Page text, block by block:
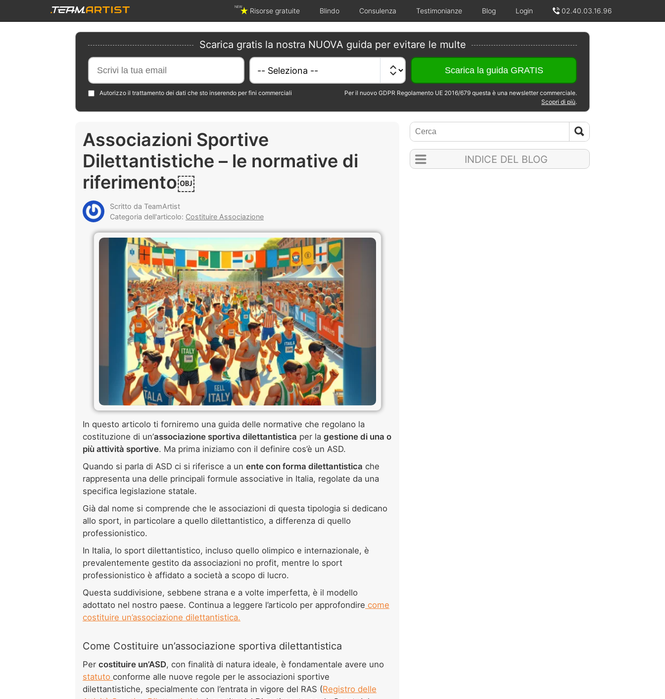
NEW Risorse gratuite Blindo Consulenza Testimonianze Blog Login 02.40.03.16.96
Scarica gratis la nostra NUOVA guida per evitare le multe
Autorizzo il trattamento dei dati che sto inserendo per fini commerciali
Per il nuovo GDPR Regolamento UE 2016/679 questa è una newsletter commerciale.
Scopri di più.
Associazioni Sportive
Dilettantistiche – le normative di
riferimento￼
Scritto da TeamArtist
Categoria dell'articolo: Costituire Associazione
In questo articolo ti forniremo una guida delle normative che regolano la
costituzione di un’associazione sportiva dilettantistica per la gestione di una o
più attività sportive. Ma prima iniziamo con il definire cos’è un ASD.
Quando si parla di ASD ci si riferisce a un ente con forma dilettantistica che
rappresenta una delle principali formule associative in Italia, regolate da una
specifica legislazione statale.
Già dal nome si comprende che le associazioni di questa tipologia si dedicano
allo sport, in particolare a quello dilettantistico, a differenza di quello
professionistico.
In Italia, lo sport dilettantistico, incluso quello olimpico e internazionale, è
prevalentemente gestito da associazioni no profit, mentre lo sport
professionistico è affidato a società a scopo di lucro.
Questa suddivisione, sebbene strana e a volte imperfetta, è il modello
adottato nel nostro paese. Continua a leggere l’articolo per approfondire come
costituire un’associazione dilettantistica.
Come Costituire un’associazione sportiva dilettantistica
Per costituire un’ASD, con finalità di natura ideale, è fondamentale avere uno
statuto conforme alle nuove regole per le associazioni sportive
dilettantistiche, specialmente con l’entrata in vigore del RAS (Registro delle
INDICE DEL BLOG